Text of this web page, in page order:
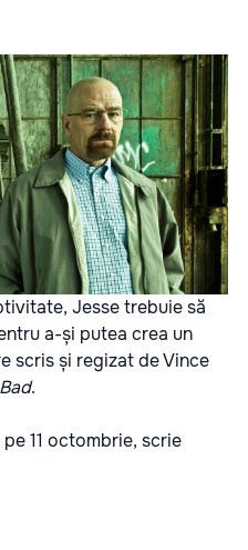
Jesse trebuie să
a-și putea crea un
scris și regizat de Vince
.
11 octombrie, scrie